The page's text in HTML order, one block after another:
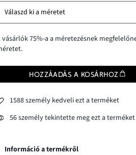
Válaszd ki a méretet
vásárlók 75%-a a méretezésnek
HOZZÁADÁS A KOSÁRHOZ
1588 személy kedveli ezt a terméket
56 személy tekintette meg ezt a
Információ a termékről